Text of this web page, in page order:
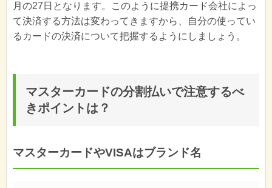
月の27日となります。このように提携カード会社によっ
て決済する方法は変わってきますから、自分の使ってい
るカードの決済について把握するようにしましょう。
マスターカードの分割払いで注意するべ
きポイントは？
マスターカードやVISAはブランド名